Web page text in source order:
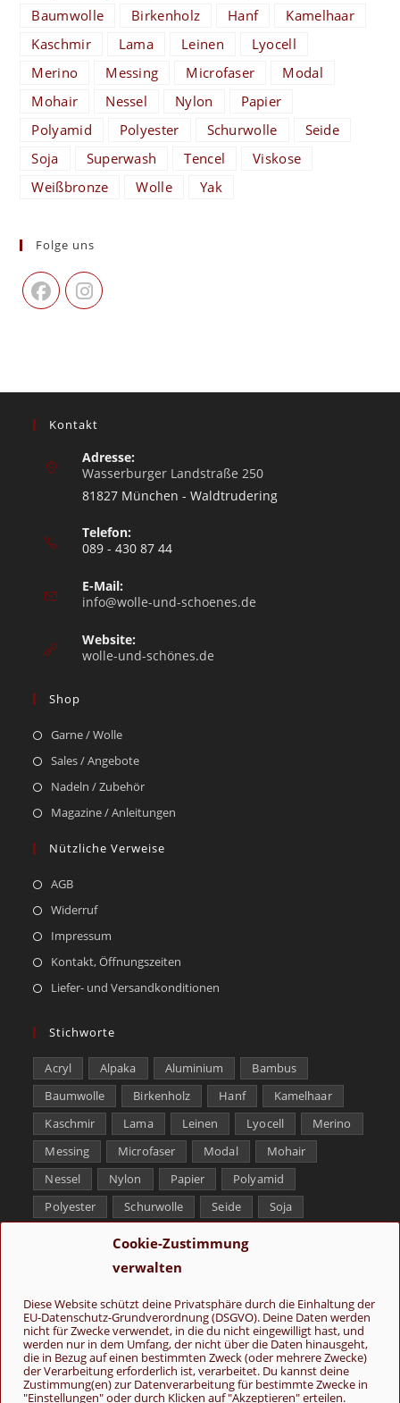
Cookie-Zustimmung
verwalten
Diese Website schützt deine Privatsphäre durch die Einhaltung der
EU-Datenschutz-Grundverordnung (DSGVO). Deine Daten werden
nicht für Zwecke verwendet, in die du nicht eingewilligt hast, und
werden nur in dem Umfang, der nicht über die Daten hinausgeht,
die in Bezug auf einen bestimmten Zweck (oder mehrere Zwecke)
der Verarbeitung erforderlich ist, verarbeitet. Du kannst deine
Zustimmung(en) zur Datenverarbeitung für bestimmte Zwecke in
"Einstellungen" oder durch Klicken auf "Akzeptieren" erteilen.
Baumwolle
Birkenholz Hanf
Kamelhaar
Kaschmir
Lama Leinen
Lyocell
Merino
Messing Microfaser
Modal
Mohair
Nessel Nylon
Papier
Polyamid
Polyester Schurwolle
Seide
Soja
Superwash Tencel
Viskose
Weißbronze
Wolle Yak
Folge uns
Kontakt
Adresse:
Wasserburger Landstraße 250
81827 München - Waldtrudering
Telefon:
089 - 430 87 44
E-Mail:
info@wolle-und-schoenes.de
Website:
wolle-und-schönes.de
Shop
Garne / Wolle
Sales / Angebote
Nadeln / Zubehör
Magazine / Anleitungen
Nützliche Verweise
AGB
Widerruf
Impressum
Kontakt, Öffnungszeiten
Liefer- und Versandkonditionen
Stichworte
Acryl Alpaka Aluminium
Bambus
Baumwolle
Birkenholz Hanf
Kamelhaar
Kaschmir
Lama Leinen Lyocell
Merino
Messing
Microfaser Modal
Mohair
Nessel
Nylon Papier
Polyamid
Polyester
Schurwolle Seide
Soja
Tencel
Yak
Folge uns